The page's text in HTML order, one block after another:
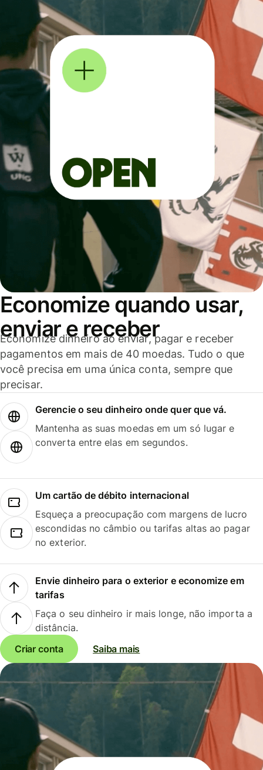
Economize quando usar,
enviar e receber
Economize dinheiro ao enviar, pagar e receber
pagamentos em mais de 40 moedas. Tudo o que
você precisa em uma única conta, sempre que
precisar.
Gerencie o seu dinheiro onde quer que vá.
Mantenha as suas moedas em um só lugar e
converta entre elas em segundos.
Um cartão de débito internacional
Esqueça a preocupação com margens de lucro
escondidas no câmbio ou tarifas altas ao pagar
no exterior.
Envie dinheiro para o exterior e economize em
tarifas
Faça o seu dinheiro ir mais longe, não importa a
distância.
Criar conta
Saiba mais